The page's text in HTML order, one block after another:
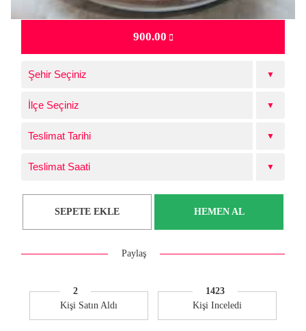
900.00
Şehir Seçiniz
İlçe Seçiniz
Teslimat Tarihi
Teslimat Saati
SEPETE EKLE HEMEN AL
Paylaş
2
Kişi Satın Aldı
1423
Kişi İnceledi